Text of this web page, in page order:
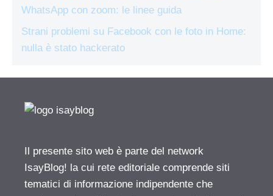
WhatsApp con zoom: le linee guida
Strani problemi su Facebook con le foto in Home:
nulla è stato hackerato
Il presente sito web è parte del network
IsayBlog! la cui rete editoriale comprende siti
tematici di informazione indipendente che